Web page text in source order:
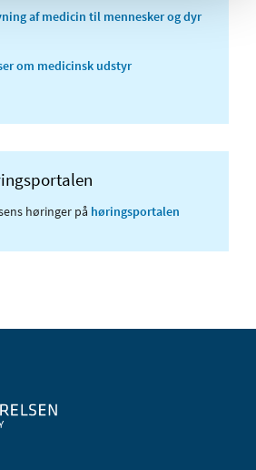
af medicin til mennesker og dyr
om medicinsk udstyr
høringer på høringsportalen